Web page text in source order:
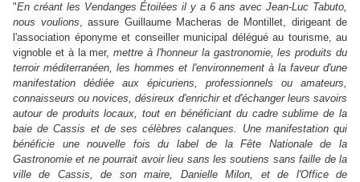
"En créant les Vendanges Étoilées il y a 6 ans avec Jean-Luc Tabuto,
nous voulions, assure Guillaume Macheras de Montillet, dirigeant de
l'association éponyme et conseiller municipal délégué au tourisme, au
vignoble et à la mer,mettre à l'honneur la gastronomie, les produits du
terroir méditerranéen, les hommes et l'environnement à la faveur d'une
manifestation dédiée aux épicuriens, professionnels ou amateurs,
connaisseurs ou novices, désireux d'enrichir et d'échanger leurs savoirs
autour de produits locaux, tout en bénéficiant du cadre sublime de la
baie de Cassis et de ses célèbres calanques. Une manifestation qui
bénéficie une nouvelle fois du label de la Fête Nationale de la
Gastronomie et ne pourrait avoir lieu sans les soutiens sans faille de la
ville de Cassis, de son maire, Danielle Milon, et de l'Office de